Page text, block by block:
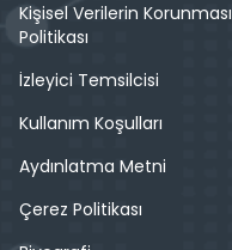
Kişisel Verilerin Korunması
Politikası
İzleyici Temsilcisi
Kullanım Koşulları
Aydınlatma Metni
Çerez Politikası